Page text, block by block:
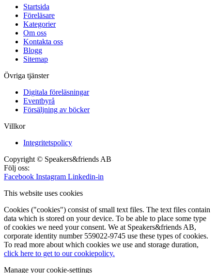
Startsida
Föreläsare
Kategorier
Om oss
Kontakta oss
Blogg
Sitemap
Övriga tjänster
Digitala föreläsningar
Eventbyrå
Försäljning av böcker
Villkor
Integritetspolicy
Copyright © Speakers&friends AB
Följ oss:
Facebook Instagram Linkedin-in
This website uses cookies
Cookies ("cookies") consist of small text files. The text files contain
data which is stored on your device. To be able to place some type
of cookies we need your consent. We at Speakers&friends AB,
corporate identity number 559022-9745 use these types of cookies.
To read more about which cookies we use and storage duration,
click here to get to our cookiepolicy.
Manage your cookie-settings